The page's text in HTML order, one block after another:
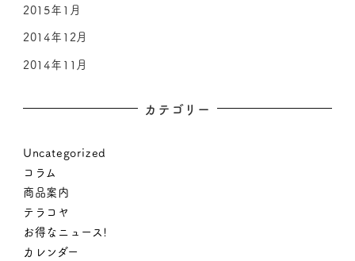
2015年1月
2014年12月
2014年11月
カテゴリー
Uncategorized
コラム
商品案内
テラコヤ
お得なニュース!
カレンダー